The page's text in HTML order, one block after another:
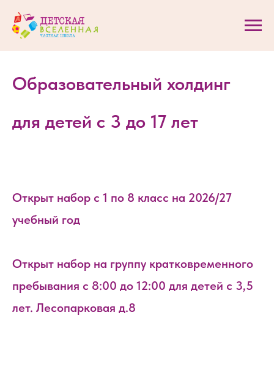
Образовательный холдинг
для детей с 3 до 17 лет
Открыт набор с 1 по 8 класс на 2026/27
учебный год
Открыт набор на группу кратковременного
пребывания с 8:00 до 12:00 для детей с 3,5
лет. Лесопарковая д.8